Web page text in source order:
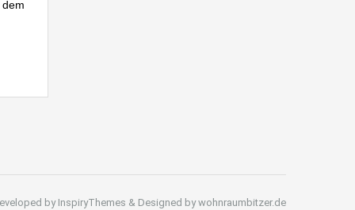
by InspiryThemes & Designed by wohnraumbitzer.de